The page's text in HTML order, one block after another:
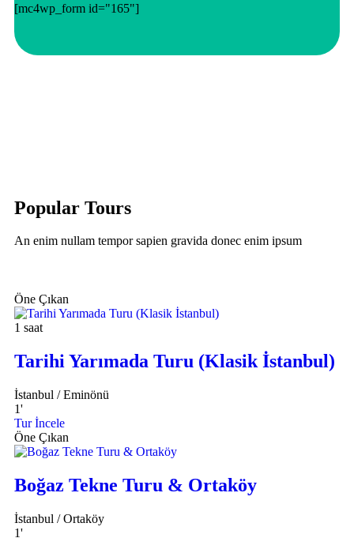
[mc4wp_form id="165"]
Popular Tours
An enim nullam tempor sapien gravida donec enim ipsum
Öne Çıkan
1 saat
Tarihi Yarımada Turu (Klasik İstanbul)
İstanbul / Eminönü
1'
Tur İncele
Öne Çıkan
Boğaz Tekne Turu & Ortaköy
İstanbul / Ortaköy
1'